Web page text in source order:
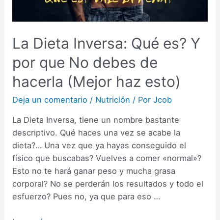
La Dieta Inversa: Qué es? Y
por que No debes de
hacerla (Mejor haz esto)
Deja un comentario / Nutrición / PorJcob
La Dieta Inversa, tiene un nombre bastante
descriptivo. Qué haces una vez se acabe la
dieta?… Una vez que ya hayas conseguido el
físico que buscabas? Vuelves a comer «normal»?
Esto no te hará ganar peso y mucha grasa
corporal? No se perderán los resultados y todo el
esfuerzo? Pues no, ya que para eso …